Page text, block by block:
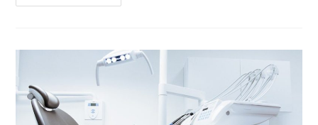
Ότι
Τάφος
Του
Γιατί;